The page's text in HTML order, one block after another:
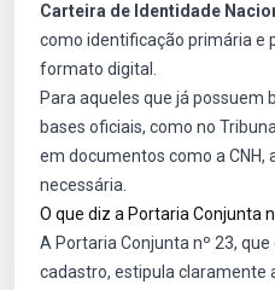
Carteira de Identidade
como identificação primária e
formato digital.
Para aqueles que já possuem
bases oficiais, como no
em documentos como a CNH,
necessária.
O que diz a Portaria Conjunta
A Portaria Conjunta nº 23,
cadastro, estipula claramente